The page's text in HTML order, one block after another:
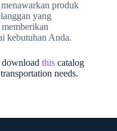
produk
yang
kebutuhan Anda.
downloadthis catalog
needs.